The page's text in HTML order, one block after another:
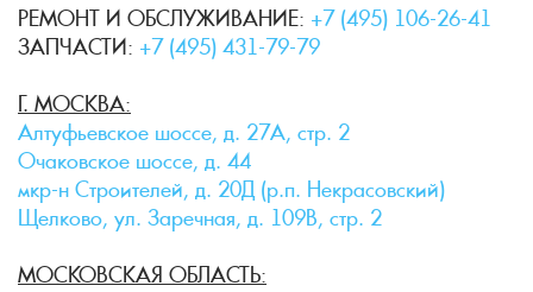
РЕМОНТ И ОБСЛУЖИВАНИЕ: +7 (495) 106-26-41
ЗАПЧАСТИ: +7 (495) 431-79-79
Г. МОСКВА:
Алтуфьевское шоссе, д. 27А, стр. 2
Очаковское шоссе, д. 44
мкр-н Строителей, д. 20Д (р.п. Некрасовский)
Щелково, ул. Заречная, д. 109В, стр. 2
МОСКОВСКАЯ ОБЛАСТЬ: